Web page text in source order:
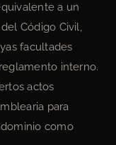
a un
Código Civil,
facultades
interno.
actos
para
como